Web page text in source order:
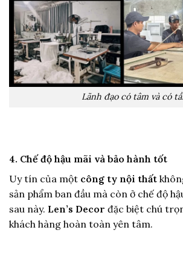
Lãnh đạo có tâm và có
4. Chế độ hậu mãi và bảo hành tốt
Uy tín của một công ty nội thất
sản phẩm ban đầu mà còn ở chế độ
sau này. Len’s Decor đặc biệt chú
khách hàng hoàn toàn yên tâm.